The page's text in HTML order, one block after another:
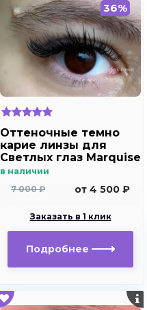
36%
Оттеночные темно
карие линзы для
Светлых глаз Marquise
Solo Dark brown с
карие ) /Плюсовые
дальнозоркости и
близорукости
в наличии
7 000 ₽
от 4 500 ₽
Заказать в 1 клик
Подробнее